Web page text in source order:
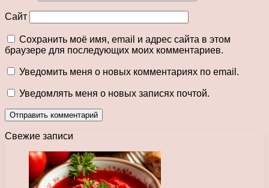
Сайт
Сохранить моё имя, email и адрес сайта в этом
браузере для последующих моих комментариев.
Уведомить меня о новых комментариях по email.
Уведомлять меня о новых записях почтой.
Свежие записи